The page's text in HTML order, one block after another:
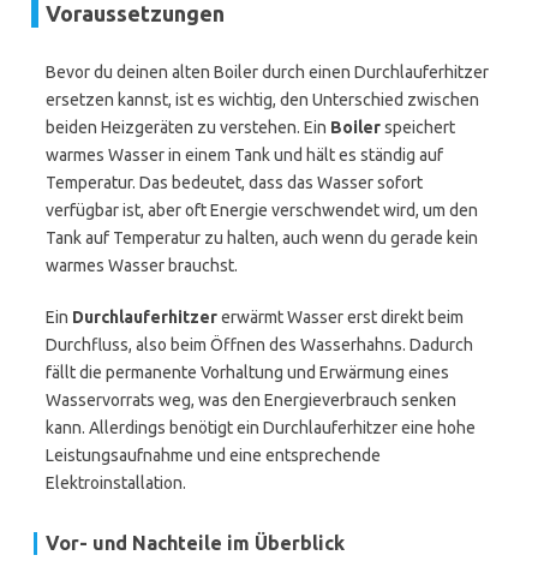
Voraussetzungen
Bevor du deinen alten Boiler durch einen Durchlauferhitzer
ersetzen kannst, ist es wichtig, den Unterschied zwischen
beiden Heizgeräten zu verstehen. Ein Boilerspeichert
warmes Wasser in einem Tank und hält es ständig auf
Temperatur. Das bedeutet, dass das Wasser sofort
verfügbar ist, aber oft Energie verschwendet wird, um den
Tank auf Temperatur zu halten, auch wenn du gerade kein
warmes Wasser brauchst.
Ein Durchlauferhitzererwärmt Wasser erst direkt beim
Durchfluss, also beim Öffnen des Wasserhahns. Dadurch
fällt die permanente Vorhaltung und Erwärmung eines
Wasservorrats weg, was den Energieverbrauch senken
kann. Allerdings benötigt ein Durchlauferhitzer eine hohe
Leistungsaufnahme und eine entsprechende
Elektroinstallation.
Vor- und Nachteile im Überblick